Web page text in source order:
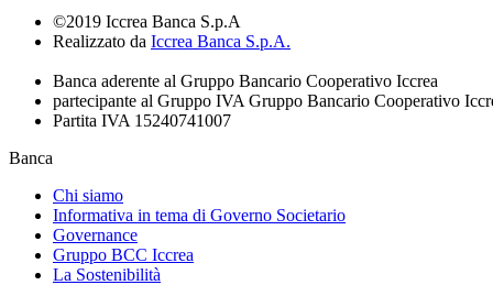
©2019 Iccrea Banca S.p.A
Realizzato da Iccrea Banca S.p.A.
Banca aderente al Gruppo Bancario Cooperativo Iccrea
partecipante al Gruppo IVA Gruppo Bancario Cooperativo
Partita IVA 15240741007
Banca
Chi siamo
Informativa in tema di Governo Societario
Governance
Gruppo BCC Iccrea
La Sostenibilità